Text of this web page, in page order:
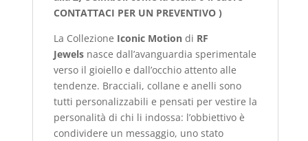
CONTATTACI PER UN PREVENTIVO )
La Collezione Iconic Motion di RF
Jewels nasce dall’avanguardia sperimentale
verso il gioiello e dall’occhio attento alle
tendenze. Bracciali, collane e anelli sono
tutti personalizzabili e pensati per vestire la
personalità di chi li indossa: l’obbiettivo è
condividere un messaggio, uno stato